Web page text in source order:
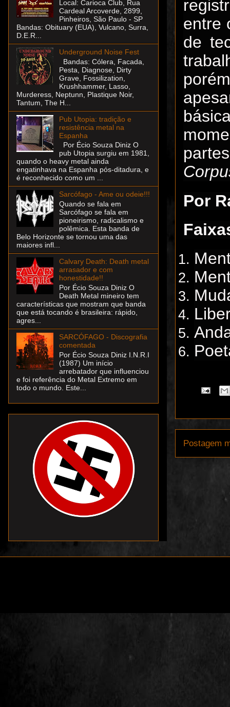
entre
de
Por
Postagem
Local: Carioca Club, Rua
Cardeal Arcoverde, 2899,
Pinheiros, São Paulo - SP
Bandas: Obituary (EUA), Vulcano, Surra,
D.E.R...
Underground Noise Fest
Bandas: Cólera, Facada,
Pesta, Diagnose, Dirty
Grave, Fossilization,
Krushhammer, Lasso,
Murderess, Neptunn, Plastique Noir,
Tantum, The H...
Pub Utopia: tradição e
resistência metal na
Espanha
Por Écio Souza Diniz O
pub Utopia surgiu em 1981,
quando o heavy metal ainda
engatinhava na Espanha pós-ditadura, e
é reconhecido como um ...
Sarcófago - Ame ou odeie!!!
Quando se fala em
Sarcófago se fala em
pioneirismo, radicalismo e
polêmica. Esta banda de
Belo Horizonte se tornou uma das
maiores infl...
Calvary Death: Death metal
arrasador e com
honestidade!!
Por Écio Souza Diniz O
Death Metal mineiro tem
características que mostram que banda
que está tocando é brasileira: rápido,
agres...
SARCÓFAGO - Discografia
comentada
Por Écio Souza Diniz I.N.R.I
(1987) Um início
arrebatador que influenciou
e foi referência do Metal Extremo em
todo o mundo. Este...